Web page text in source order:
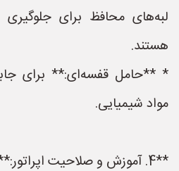
لبه‌های محافظ برای
هستند.
* **حامل قفسه‌ای:** برای
مواد شیمیایی.
**4. آموزش و صلاحیت اپراتور:**